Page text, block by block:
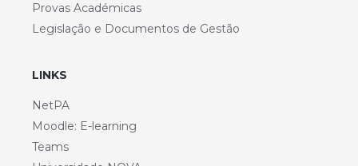
Provas Académicas
Legislação e Documentos de Gestão
LINKS
NetPA
Moodle: E-learning
Teams